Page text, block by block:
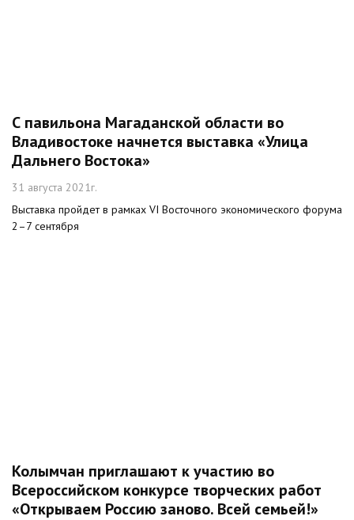
С павильона Магаданской области во
Владивостоке начнется выставка «Улица
Дальнего Востока»
31 августа 2021г.
Выставка пройдет в рамках VI Восточного экономического форума
2–7 сентября
Колымчан приглашают к участию во
Всероссийском конкурсе творческих работ
«Открываем Россию заново. Всей семьей!»